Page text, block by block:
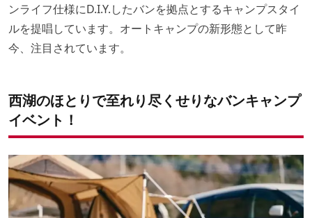
ンライフ仕様にD.I.Y.したバンを拠点とするキャンプスタイ
ルを提唱しています。オートキャンプの新形態として昨
今、注目されています。
西湖のほとりで至れり尽くせりなバンキャンプ
イベント！